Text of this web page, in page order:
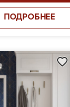
ПОДРОБНЕЕ